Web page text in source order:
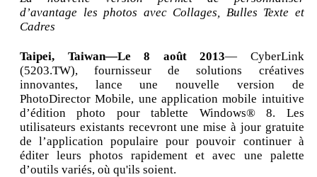
d’avantage les photos avec Collages, Bulles Texte et
Cadres
Taipei, Taiwan—Le 8 août 2013— CyberLink
(5203.TW), fournisseur de solutions créatives
innovantes, lance une nouvelle version de
PhotoDirector Mobile, une application mobile intuitive
d’édition photo pour tablette Windows® 8. Les
utilisateurs existants recevront une mise à jour gratuite
de l’application populaire pour pouvoir continuer à
éditer leurs photos rapidement et avec une palette
d’outils variés, où qu'ils soient.